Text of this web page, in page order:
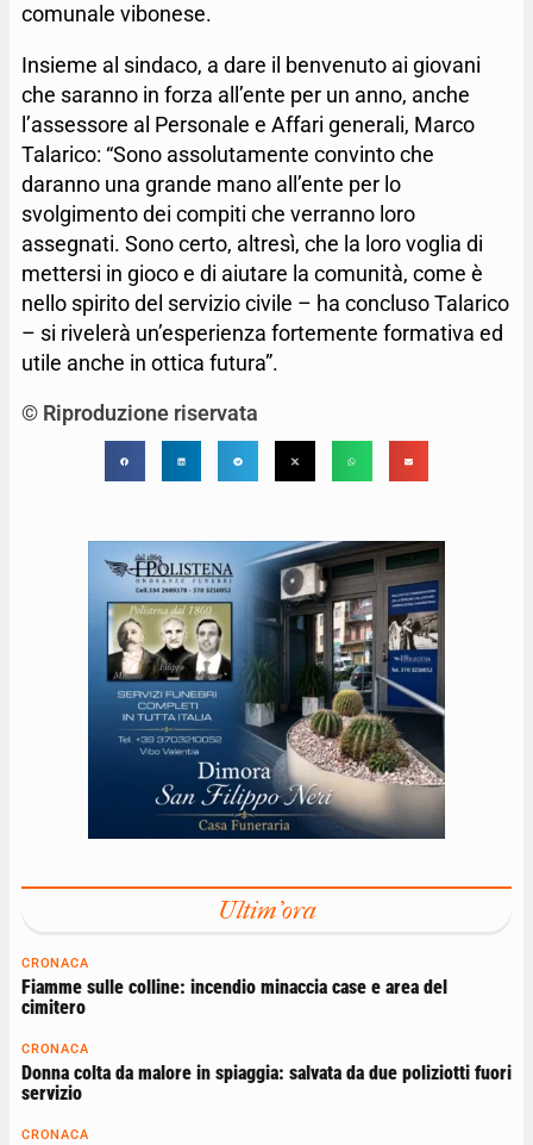
comunale vibonese.
Insieme al sindaco, a dare il benvenuto ai giovani
che saranno in forza all’ente per un anno, anche
l’assessore al Personale e Affari generali, Marco
Talarico: “Sono assolutamente convinto che
daranno una grande mano all’ente per lo
svolgimento dei compiti che verranno loro
assegnati. Sono certo, altresì, che la loro voglia di
mettersi in gioco e di aiutare la comunità, come è
nello spirito del servizio civile – ha concluso Talarico
– si rivelerà un’esperienza fortemente formativa ed
utile anche in ottica futura”.
© Riproduzione riservata
Ultim'ora
CRONACA
Fiamme sulle colline: incendio minaccia case e area del
cimitero
CRONACA
Donna colta da malore in spiaggia: salvata da due poliziotti fuori
servizio
CRONACA